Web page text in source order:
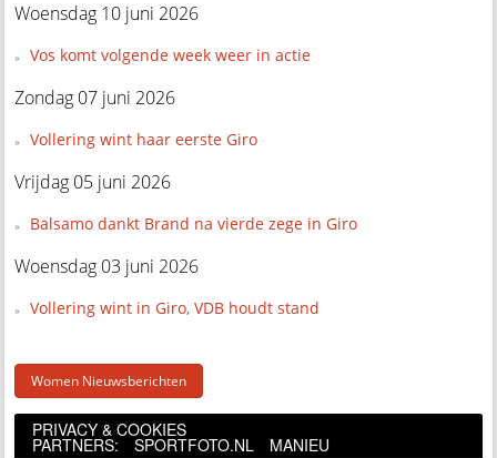
Woensdag 10 juni 2026
Vos komt volgende week weer in actie
Zondag 07 juni 2026
Vollering wint haar eerste Giro
Vrijdag 05 juni 2026
Balsamo dankt Brand na vierde zege in Giro
Woensdag 03 juni 2026
Vollering wint in Giro, VDB houdt stand
Women Nieuwsberichten
PRIVACY & COOKIES
PARTNERS: SPORTFOTO.NL MANIEU